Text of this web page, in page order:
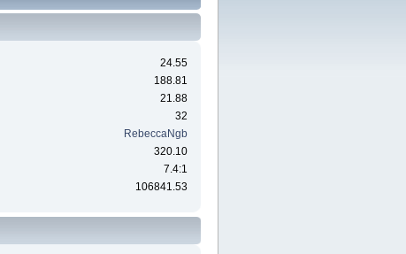
24.55
188.81
21.88
32
RebeccaNgb
320.10
7.4:1
106841.53